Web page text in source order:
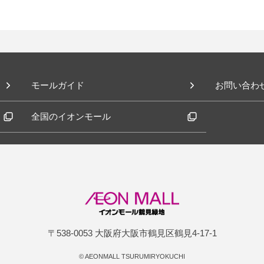
モールガイド お問い合わ
全国のイオンモール
〒538-0053 大阪府大阪市鶴見区鶴見4-17-1
©AEONMALL TSURUMIRYOKUCHI